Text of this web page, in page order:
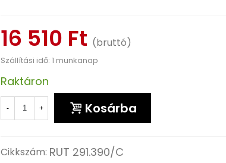
16 510 Ft (bruttó)
Szállítási idő: 1 munkanap
Raktáron
- + Kosárba
Cikkszám: RUT 291.390/C